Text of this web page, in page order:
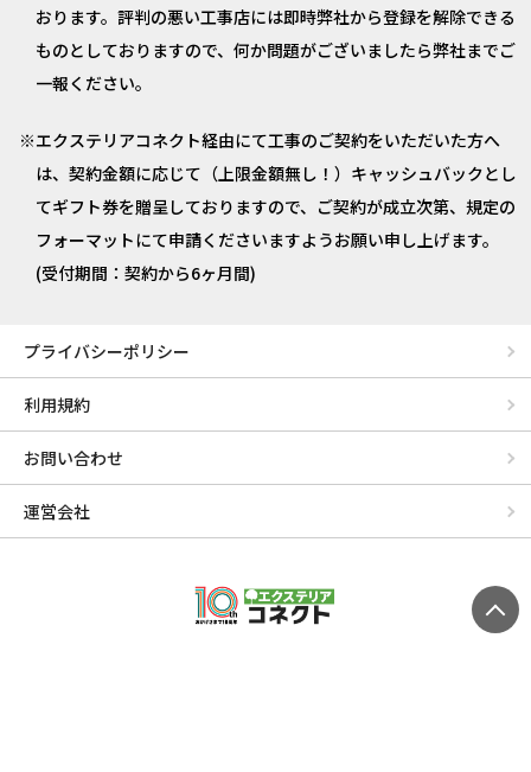
おります。評判の悪い工事店には即時弊社から登録を解除できる
ものとしておりますので、何か問題がございましたら弊社までご
一報ください。
エクステリアコネクト経由にて工事のご契約をいただいた方へ
は、契約金額に応じて（上限金額無し！）キャッシュバックとし
てギフト券を贈呈しておりますので、ご契約が成立次第、規定の
フォーマットにて申請くださいますようお願い申し上げます。
(受付期間：契約から6ヶ月間)
プライバシーポリシー
利用規約
お問い合わせ
運営会社